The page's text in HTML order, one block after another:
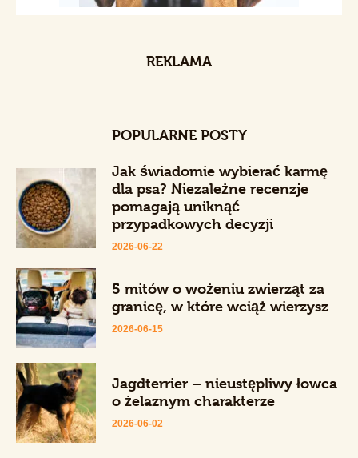
REKLAMA
POPULARNE POSTY
Jak świadomie wybierać karmę
dla psa? Niezależne recenzje
pomagają uniknąć
przypadkowych decyzji
2026-06-22
5 mitów o wożeniu zwierząt za
granicę, w które wciąż wierzysz
2026-06-15
Jagdterrier – nieustępliwy łowca
o żelaznym charakterze
2026-06-02